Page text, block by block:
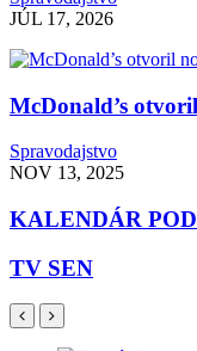
JÚL 17, 2026
McDonald’s
Spravodajstvo
NOV 13, 2025
KALENDÁR
TV SEN